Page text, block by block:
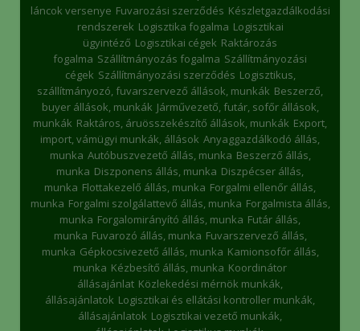
láncok versenye Fuvarozási szerződés Készletgazdálkodási
rendszerek Logisztika fogalma Logisztikai
ügyintéző Logisztikai cégek Raktározás
fogalma Szállítmányozás fogalma Szállítmányozási
cégek Szállítmányozási szerződés Logisztikus,
szállítmányozó, fuvarszervező állások, munkák Beszerző,
buyer állások, munkák Járművezető, futár, sofőr állások,
munkák Raktáros, áruösszekészítő állások, munkák Export,
import, vámügyi munkák, állások Anyaggazdálkodó állás,
munka Autóbuszvezető állás, munka Beszerző állás,
munka Diszponens állás, munka Diszpécser állás,
munka Flottakezelő állás, munka Forgalmi ellenőr állás,
munka Forgalmi szolgálattevő állás, munka Forgalmista állás,
munka Forgalomirányító állás, munka Futár állás,
munka Fuvarozó állás, munka Fuvarszervező állás,
munka Gépkocsivezető állás, munka Kamionsofőr állás,
munka Kézbesítő állás, munka Koordinátor
állásajánlat Közlekedési mérnök munkák,
állásajánlatok Logisztikai és ellátási kontroller munkák,
állásajánlatok Logisztikai vezető munkák,